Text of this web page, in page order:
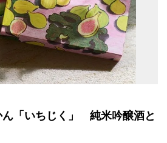
ん「いちじく」 純米吟醸酒と